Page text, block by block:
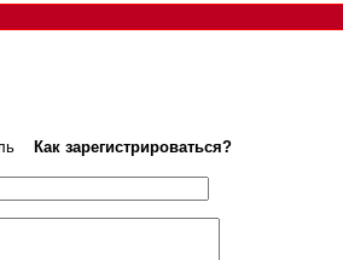
Как зарегистрироваться?